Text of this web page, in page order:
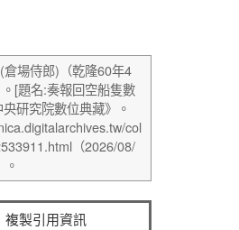
複製引用資訊